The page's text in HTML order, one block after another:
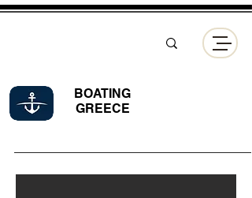
BOATING
GREECE